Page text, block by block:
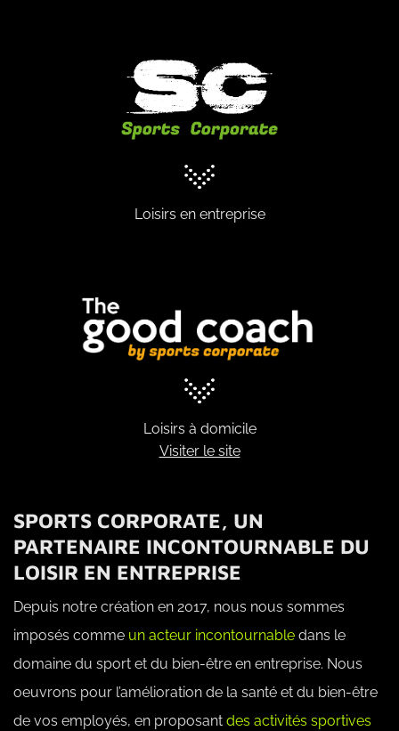
Loisirs en entreprise
Loisirs à domicile
Visiter le site
SPORTS CORPORATE, UN
PARTENAIRE INCONTOURNABLE DU
LOISIR EN ENTREPRISE
Depuis notre création en 2017, nous nous sommes
imposés comme un acteur incontournable dans le
domaine du sport et du bien-être en entreprise. Nous
oeuvrons pour l’amélioration de la santé et du bien-être
de vos employés, en proposant des activités sportives